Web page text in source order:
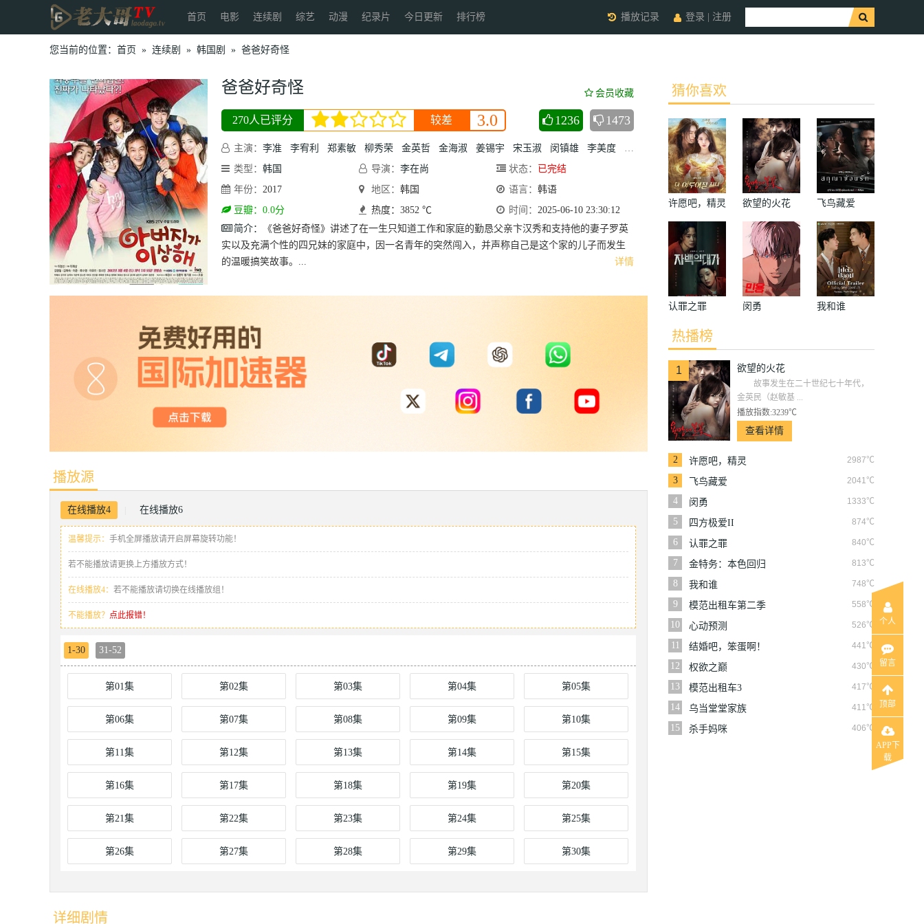
首页 电影 连续剧 综艺 动漫 纪录片 今日更新 排行榜 登录 注册
播放记录
您当前的位置： 首页 » 连续剧 » 韩国剧 » 爸爸好奇怪
爸爸好奇怪 会员收藏
270人已评分 较差 3.0 1236 1473
主演： 李准 李宥利 郑素敏 柳秀荣 金英哲 金海淑 姜锡宇 宋玉淑 闵镇雄 李美度 柳和荣 安孝燮 朴惠淑 李俊赫 张素妍 郑俊元
金多艺
类型： 韩国 导演： 李在尚 状态：
已完结
年份： 2017 地区： 韩国 语言： 韩语
豆瓣：0.0分
热度：3852 ℃ 时间： 2025-06-10 23:30:12
简介：
详情
《爸爸好奇怪》讲述了在一生只知道工作和家庭的勤恳父亲卞汉秀和支持他的妻子罗英
实以及充满个性的四兄妹的家庭中，因一名青年的突然闯入，并声称自己是这个家的儿子而发生
的温暖搞笑故事。...
播放源
在线播放4 在线播放6
温馨提示： 手机全屏播放请开启屏幕旋转功能！
若不能播放请更换上方播放方式！
在线播放4： 若不能播放请切换在线播放组！
不能播放？ 点此报错！
1-30 31-52
第01集 第02集 第03集 第04集 第05集
第06集 第07集 第08集 第09集 第10集
第11集 第12集 第13集 第14集 第15集
第16集 第17集 第18集 第19集 第20集
第21集 第22集 第23集 第24集 第25集
第26集 第27集 第28集 第29集 第30集
详细剧情
猜你喜欢
许愿吧，精灵 欲望的火花 飞鸟藏爱
认罪之罪 闵勇 我和谁
热播榜
1 欲望的火花
故事发生在二十世纪七十年代，
金英民（赵敏基 ...
播放指数:3239℃
查看详情
2 2987℃
许愿吧，精灵
3
2041℃
飞鸟藏爱
4
1333℃
闵勇
5
874℃
四方极爱II
6
840℃
认罪之罪
7
813℃
金特务：本色回归
8
748℃
我和谁
9
558℃
模范出租车第二季
10
526℃
心动预测
11
441℃
结婚吧，笨蛋啊！
12
430℃
权欲之巅
13
417℃
模范出租车3
14
411℃
乌当堂堂家族
15
406℃
杀手妈咪
个人
留言
顶部
APP下
载